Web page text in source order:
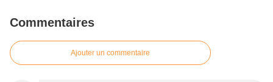
Commentaires
Ajouter un commentaire